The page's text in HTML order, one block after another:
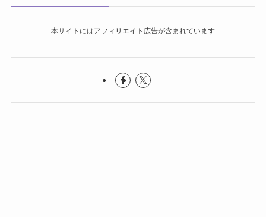
本サイトにはアフィリエイト広告が含まれています